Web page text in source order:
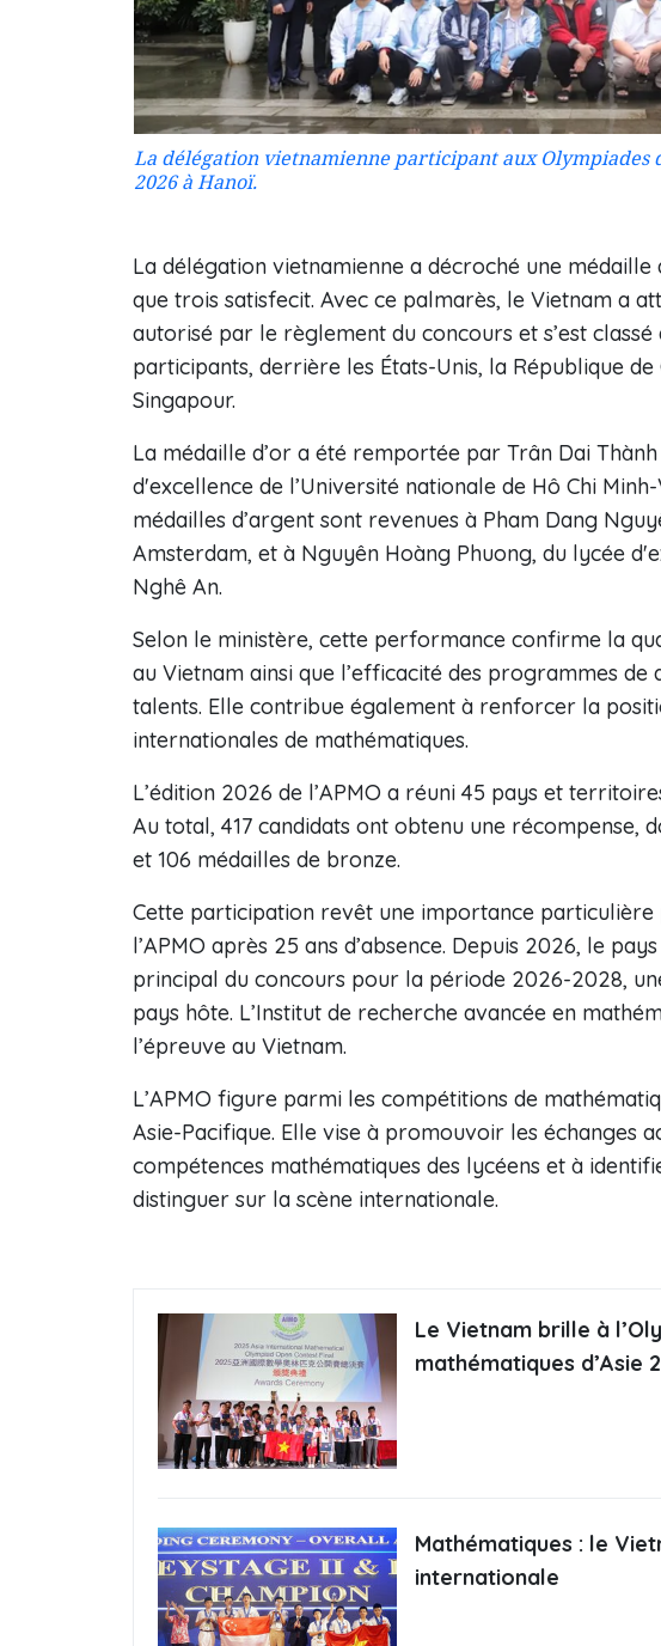
La délégation vietnamienne participant aux Olympiades
2026 à Hanoï.
La délégation vietnamienne a décroché une médaille
que trois satisfecit. Avec ce palmarès, le Vietnam a
autorisé par le règlement du concours et s’est classé
participants, derrière les États-Unis, la République
Singapour.
La médaille d’or a été remportée par Trân Dai
d'excellence de l’Université nationale de Hô Chi
médailles d’argent sont revenues à Pham Dang
Amsterdam, et à Nguyên Hoàng Phuong, du lycée
Nghê An.
Selon le ministère, cette performance confirme la
au Vietnam ainsi que l’efficacité des programmes
talents. Elle contribue également à renforcer la
internationales de mathématiques.
L’édition 2026 de l’APMO a réuni 45 pays et
Au total, 417 candidats ont obtenu une récompense,
et 106 médailles de bronze.
Cette participation revêt une importance
l’APMO après 25 ans d’absence. Depuis 2026, le
principal du concours pour la période 2026-2028,
pays hôte. L’Institut de recherche avancée en
l’épreuve au Vietnam.
L’APMO figure parmi les compétitions de
Asie-Pacifique. Elle vise à promouvoir les échanges
compétences mathématiques des lycéens et à
distinguer sur la scène internationale.
Le Vietnam brille à
mathématiques d’Asie
Mathématiques : le
internationale